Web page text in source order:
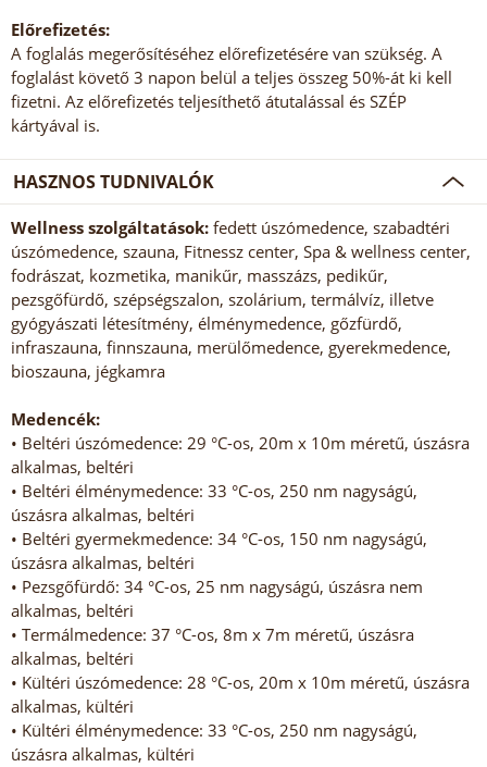
Előrefizetés:
A foglalás megerősítéséhez előrefizetésére van szükség. A
foglalást követő 3 napon belül a teljes összeg 50%-át ki kell
fizetni. Az előrefizetés teljesíthető átutalással és SZÉP
kártyával is.
HASZNOS TUDNIVALÓK
Wellness szolgáltatások: fedett úszómedence, szabadtéri
úszómedence, szauna, Fitnessz center, Spa & wellness center,
fodrászat, kozmetika, manikűr, masszázs, pedikűr,
pezsgőfürdő, szépségszalon, szolárium, termálvíz, illetve
gyógyászati létesítmény, élménymedence, gőzfürdő,
infraszauna, finnszauna, merülőmedence, gyerekmedence,
bioszauna, jégkamra
Medencék:
• Beltéri úszómedence: 29 °C-os, 20m x 10m méretű, úszásra
alkalmas, beltéri
• Beltéri élménymedence: 33 °C-os, 250 nm nagyságú,
úszásra alkalmas, beltéri
• Beltéri gyermekmedence: 34 °C-os, 150 nm nagyságú,
úszásra alkalmas, beltéri
• Pezsgőfürdő: 34 °C-os, 25 nm nagyságú, úszásra nem
alkalmas, beltéri
• Termálmedence: 37 °C-os, 8m x 7m méretű, úszásra
alkalmas, beltéri
• Kültéri úszómedence: 28 °C-os, 20m x 10m méretű, úszásra
alkalmas, kültéri
• Kültéri élménymedence: 33 °C-os, 250 nm nagyságú,
úszásra alkalmas, kültéri